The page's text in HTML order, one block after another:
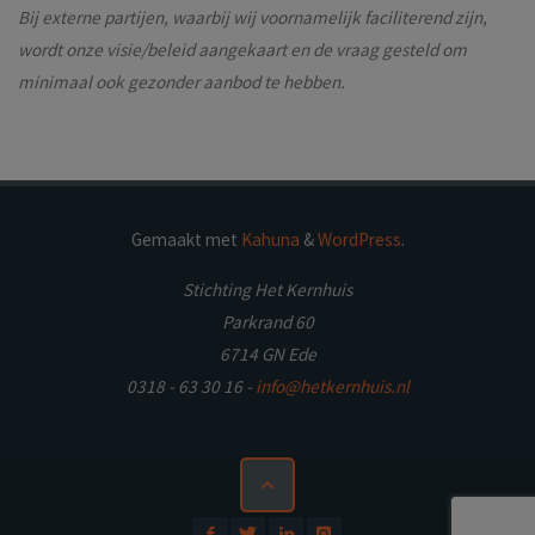
Bij externe partijen, waarbij wij voornamelijk faciliterend zijn,
wordt onze visie/beleid aangekaart en de vraag gesteld om
minimaal ook gezonder aanbod te hebben.
Gemaakt met Kahuna &WordPress.
Stichting Het Kernhuis
Parkrand 60
6714 GN Ede
0318 - 63 30 16 - info@hetkernhuis.nl